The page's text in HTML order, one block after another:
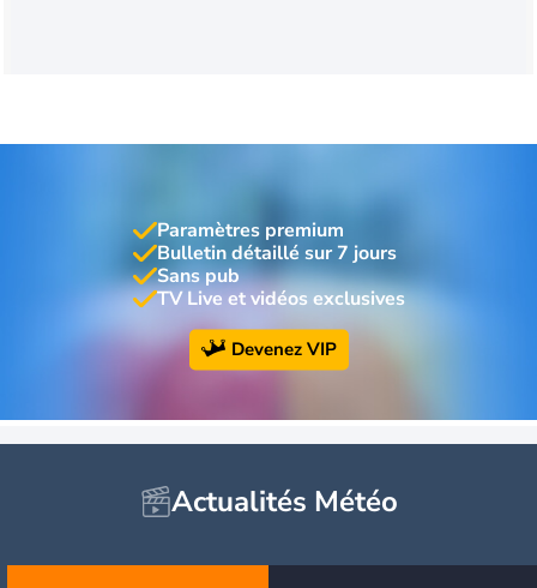
Paramètres premium
Bulletin détaillé sur 7 jours
Sans pub
TV Live et vidéos exclusives
Devenez VIP
Actualités Météo